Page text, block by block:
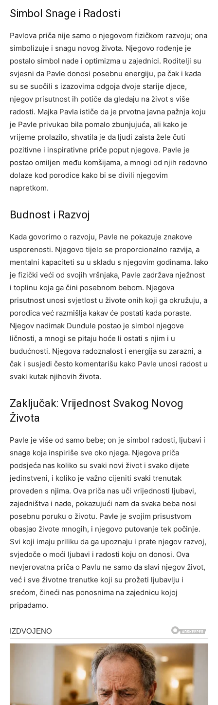
Simbol Snage i Radosti
Pavlova priča nije samo o njegovom fizičkom razvoju; ona
simbolizuje i snagu novog života. Njegovo rođenje je
postalo simbol nade i optimizma u zajednici. Roditelji su
svjesni da Pavle donosi posebnu energiju, pa čak i kada
su se suočili s izazovima odgoja dvoje starije djece,
njegov prisutnost ih potiče da gledaju na život s više
radosti. Majka Pavla ističe da je prvotna javna pažnja koju
je Pavle privukao bila pomalo zbunjujuća, ali kako je
vrijeme prolazilo, shvatila je da ljudi zaista žele čuti
pozitivne i inspirativne priče poput njegove. Pavle je
postao omiljen među komšijama, a mnogi od njih redovno
dolaze kod porodice kako bi se divili njegovim
napretkom.
Budnost i Razvoj
Kada govorimo o razvoju, Pavle ne pokazuje znakove
usporenosti. Njegovo tijelo se proporcionalno razvija, a
mentalni kapaciteti su u skladu s njegovim godinama. Iako
je fizički veći od svojih vršnjaka, Pavle zadržava nježnost
i toplinu koja ga čini posebnom bebom. Njegova
prisutnost unosi svjetlost u živote onih koji ga okružuju, a
porodica već razmišlja kakav će postati kada poraste.
Njegov nadimak Dundule postao je simbol njegove
ličnosti, a mnogi se pitaju hoće li ostati s njim i u
budućnosti. Njegova radoznalost i energija su zarazni, a
čak i susjedi često komentarišu kako Pavle unosi radost u
svaki kutak njihovih života.
Zaključak: Vrijednost Svakog Novog
Života
Pavle je više od samo bebe; on je simbol radosti, ljubavi i
snage koja inspiriše sve oko njega. Njegova priča
podsjeća nas koliko su svaki novi život i svako dijete
jedinstveni, i koliko je važno cijeniti svaki trenutak
proveden s njima. Ova priča nas uči vrijednosti ljubavi,
zajedništva i nade, pokazujući nam da svaka beba nosi
posebnu poruku o životu. Pavle je svojim prisustvom
obasjao živote mnogih, i njegovo putovanje tek počinje.
Svi koji imaju priliku da ga upoznaju i prate njegov razvoj,
svjedoče o moći ljubavi i radosti koju on donosi. Ova
nevjerovatna priča o Pavlu ne samo da slavi njegov život,
već i sve životne trenutke koji su prožeti ljubavlju i
srećom, čineći nas ponosnima na zajednicu kojoj
pripadamo.